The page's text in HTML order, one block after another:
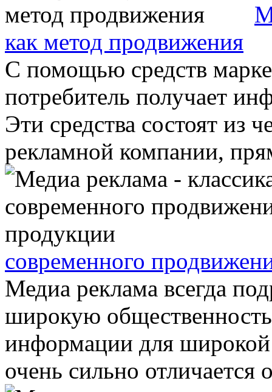
как метод продвижения
С помощью средств
потребитель получает
Эти средства состоят из
рекламной компании,
современного
Медиа реклама всегда
широкую общественность
информации для
очень сильно отличается